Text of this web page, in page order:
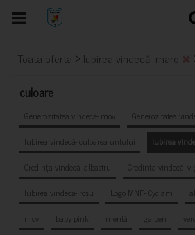
Toata oferta > Iubirea vindecă- maro
culoare
Generozitatea vindecă- mov
Generozitatea
Iubirea vindecă- culoarea untului
Iubirea
Credința vindecă- albastru
Credința vindecă-
Iubirea vindecă- roșu
Logo MNF- Cyclam
mov
baby pink mentă galben